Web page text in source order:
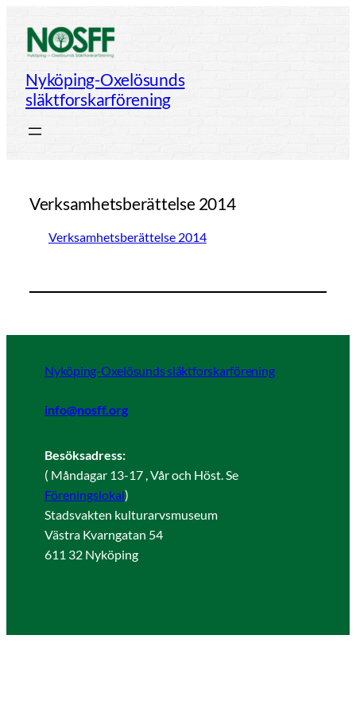
innehåll
Nyköping-Oxelösunds
släktforskarförening
Verksamhetsberättelse 2014
Verksamhetsberättelse 2014
Nyköping-Oxelösunds släktforskarförening
info@nosff.org
Besöksadress:
( Måndagar 13-17 , Vår och Höst. Se
Föreningslokal)
Stadsvakten kulturarvsmuseum
Västra Kvarngatan 54
611 32 Nyköping